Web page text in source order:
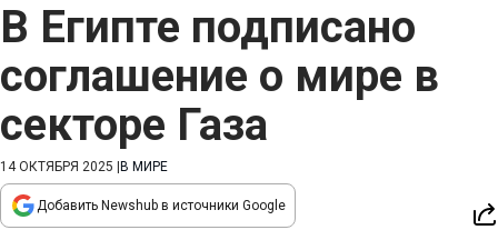
В Египте подписано
соглашение о мире в
секторе Газа
14 ОКТЯБРЯ 2025 В МИРЕ
Добавить Newshub в источники Google